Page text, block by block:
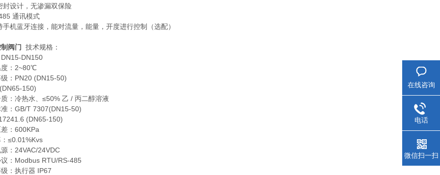
设计，无渗漏双保险
通讯模式
机蓝牙连接，能对流量，能量，开度进行控制（选配）
阀门 技术规格：
DN150
度：2~80℃
：PN20 (DN15-50)
150)
：冷热水、≤50% 乙 / 丙二醇溶液
：GB/T 7307(DN15-50)
(DN65-150)
：600KPa
≤0.01%Kvs
：24VAC/24VDC
：Modbus RTU/RS-485
：执行器 IP67
在线咨询
电话
微信扫一扫